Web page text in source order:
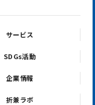
サービス
SDGs活動
企業情報
折兼ラボ